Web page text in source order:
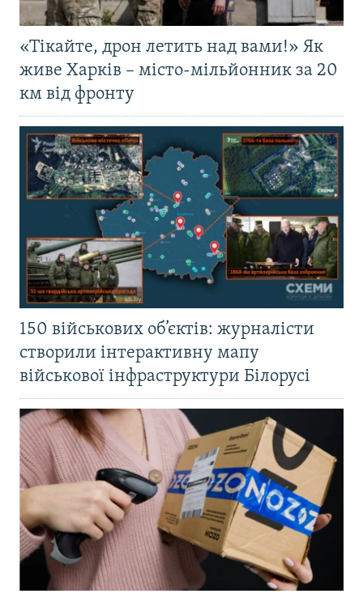
«Тікайте, дрон летить над вами!» Як
живе Харків – місто-мільйонник за 20
км від фронту
150 військових об’єктів: журналісти
створили інтерактивну мапу
військової інфраструктури Білорусі